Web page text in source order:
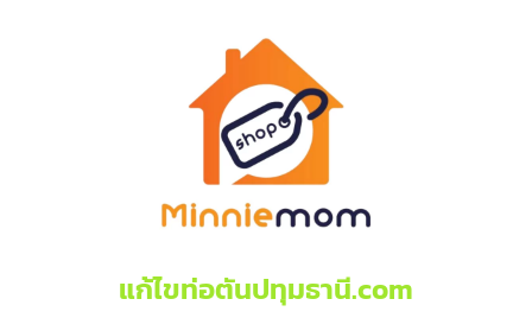
แก้ไขท่อตันปทุมธานี.com